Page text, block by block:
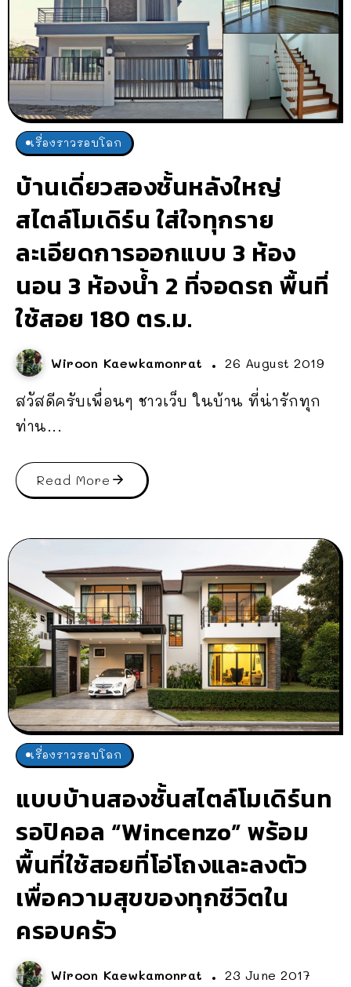
เรื่องราวรอบโลก
บ้านเดี่ยวสองชั้นหลังใหญ่
สไตล์โมเดิร์น ใส่ใจทุกราย
ละเอียดการออกแบบ 3 ห้อง
นอน 3 ห้องน้ำ 2 ที่จอดรถ พื้นที่
ใช้สอย 180 ตร.ม.
Wiroon Kaewkamonrat 26 August 2019
สวัสดีครับเพื่อนๆ ชาวเว็บ ในบ้าน ที่น่ารักทุก
ท่าน...
Read More
เรื่องราวรอบโลก
แบบบ้านสองชั้นสไตล์โมเดิร์นท
รอปิคอล “Wincenzo” พร้อม
พื้นที่ใช้สอยที่โอ่โถงและลงตัว
เพื่อความสุขของทุกชีวิตใน
ครอบครัว
Wiroon Kaewkamonrat 23 June 2017